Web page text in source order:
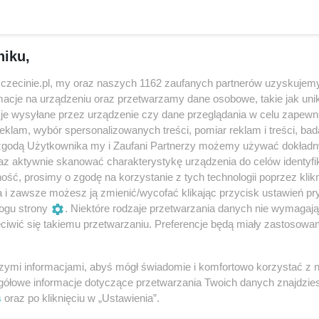
na długo w pamięć koncertach w ramach
życia, pasji, podzieli się przemyśleniami odnośnie
możliwość rozmowy z raperem, wygłoszenia swoich
beatboxer, autor tekstów i producent muzyczny.
spirytystyczny”. Kolejne nagrania rapera ukazały się
źródło energii. Materiał wzbudził
pierwszy, dostępny w powszechnej sprzedaży
wszechświatów”.
album Mediuma pt. „Graal”, który przysporzył mu
do 18. miejsca najpopularniejszych płyt w Polsce
my oraz naszych 1162 zaufanych partnerów
na urządzeniu oraz przetwarzamy dane osobowe, takie jak
wysyłane przez urządzenie czy dane przeglądania w celu
wybór spersonalizowanych treści, pomiar reklam i treści,
Użytkownika my i Zaufani Partnerzy możemy używać
aktywnie skanować charakterystykę urządzenia do celów
prosimy o zgodę na korzystanie z tych technologii poprzez
i zawsze możesz ją zmienić/wycofać klikając przycisk ustawień
strony
. Niektóre rodzaje przetwarzania danych nie
się takiemu przetwarzaniu. Preferencje będą miały
informacjami, abyś mógł świadomie i komfortowo korzystać z
informacje dotyczące przetwarzania Twoich danych
oraz po kliknięciu w „Ustawienia”.